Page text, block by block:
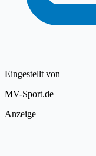
Eingestellt von
MV-Sport.de
Anzeige